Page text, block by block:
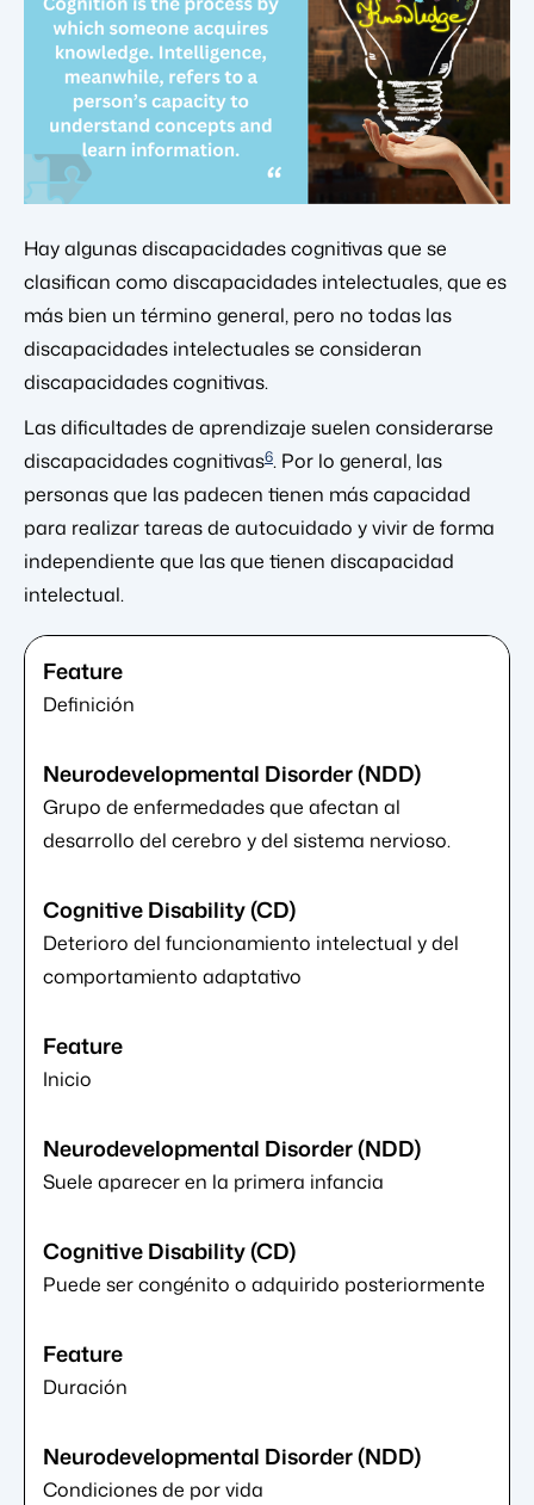
Hay algunas discapacidades cognitivas que se
clasifican como discapacidades intelectuales, que es
más bien un término general, pero no todas las
discapacidades intelectuales se consideran
discapacidades cognitivas.
Las dificultades de aprendizaje suelen considerarse
discapacidades cognitivas6. Por lo general, las
personas que las padecen tienen más capacidad
para realizar tareas de autocuidado y vivir de forma
independiente que las que tienen discapacidad
intelectual.
Definición
Grupo de enfermedades que afectan al
desarrollo del cerebro y del sistema nervioso.
Deterioro del funcionamiento intelectual y del
comportamiento adaptativo
Inicio
Suele aparecer en la primera infancia
Puede ser congénito o adquirido posteriormente
Duración
Condiciones de por vida